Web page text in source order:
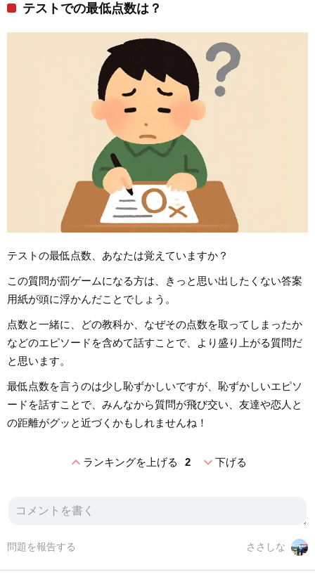
テストでの最低点数は？
テストの最低点数、あなたは覚えていますか？
この質問が罰ゲームになる方は、きっと思い出したくない答案
用紙が頭に浮かんだことでしょう。
点数と一緒に、どの教科か、なぜその点数を取ってしまったか
などのエピソードを含めて話すことで、より盛り上がる質問だ
と思います。
最低点数を言うのは少し恥ずかしいですが、恥ずかしいエピソ
ードを話すことで、みんなから質問が飛び交い、友達や恋人と
の距離がグッと近づくかもしれませんね！
expand_lessランキングを上げる 2 expand_more下げる
ささしな
問題を報告する